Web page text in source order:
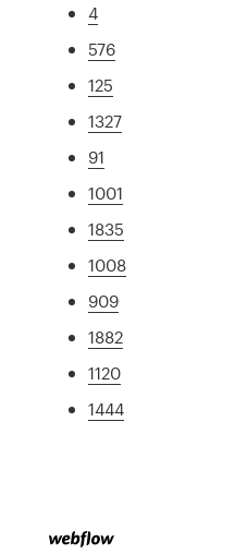
4
576
125
1327
91
1001
1835
1008
909
1882
1120
1444